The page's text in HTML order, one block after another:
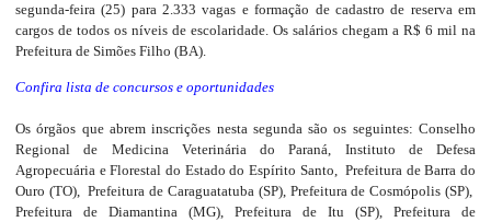
segunda-feira (25) para 2.333 vagas e formação de cadastro de reserva em
cargos de todos os níveis de escolaridade. Os salários chegam a R$ 6 mil na
Prefeitura de Simões Filho (BA).
Confira lista de concursos e oportunidades
Os órgãos que abrem inscrições nesta segunda são os seguintes: Conselho
Regional de Medicina Veterinária do Paraná, Instituto de Defesa
Agropecuária e Florestal do Estado do Espírito Santo, Prefeitura de Barra do
Ouro (TO), Prefeitura de Caraguatatuba (SP), Prefeitura de Cosmópolis (SP),
Prefeitura de Diamantina (MG), Prefeitura de Itu (SP), Prefeitura de